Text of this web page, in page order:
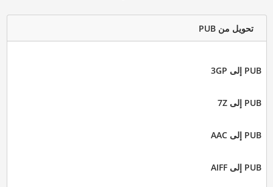
تحويل من PUB
PUB إلى 3GP
PUB إلى 7Z
PUB إلى AAC
PUB إلى AIFF